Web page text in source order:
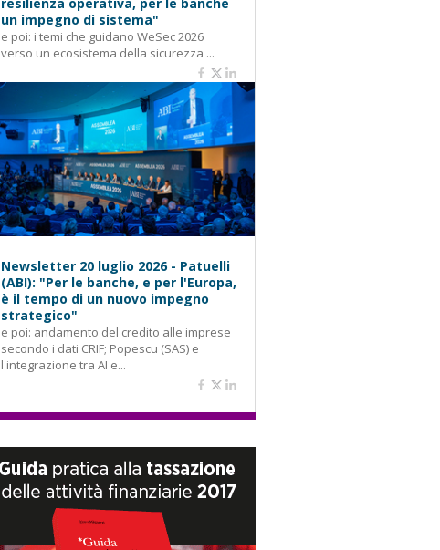
un impegno di sistema"
e poi: i temi che guidano WeSec 2026
verso un ecosistema della sicurezza ...
Newsletter 20 luglio 2026 - Patuelli
(ABI): "Per le banche, e per l'Europa,
è il tempo di un nuovo impegno
strategico"
e poi: andamento del credito alle imprese
secondo i dati CRIF; Popescu (SAS) e
l'integrazione tra AI e...